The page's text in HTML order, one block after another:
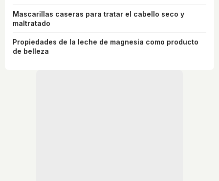
Mascarillas caseras para tratar el cabello seco y
maltratado
Propiedades de la leche de magnesia como producto
de belleza